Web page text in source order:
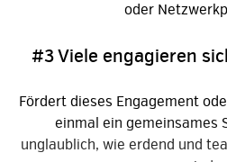
oder
#3 Viele engagieren
Fördert dieses Engagement
einmal ein gemeinsames
unglaublich, wie erdend und